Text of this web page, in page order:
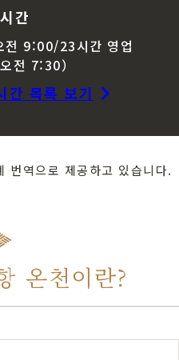
간
9:00/23시간 영업
전 7:30）
간 목록 보기
번역으로 제공하고 있습니다.
온천이란?